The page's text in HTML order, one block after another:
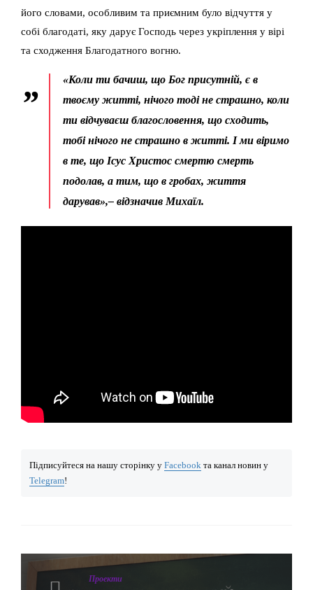
його словами, особливим та приємним було відчуття у
собі благодаті, яку дарує Господь через укріплення у вірі
та сходження Благодатного вогню.
«Коли ти бачиш, що Бог присутній, є в
твоєму житті, нічого тоді не страшно, коли
ти відчуваєш благословення, що сходить,
тобі нічого не страшно в житті. І ми віримо
в те, що Ісус Христос смертю смерть
подолав, а тим, що в гробах, життя
дарував»,– відзначив Михаїл.
Підписуйтеся на нашу сторінку у Facebook та канал новин у
Telegram!
Проекти